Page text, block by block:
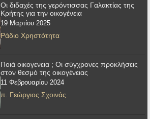
Οι διδαχές της γερόντισσας Γαλακτίας της
Κρήτης για την οικογένεια
19 Μαρτίου 2025
Ράδιο Χρηστότητα
Ποιά οικογενεια ; Οι σύγχρονες προκλήσεις
στον θεσμό της οικογένειας
11 Φεβρουαρίου 2024
π. Γεώργιος Σχοινάς